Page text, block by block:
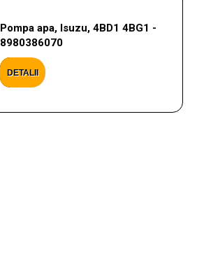
Pompa apa, Isuzu, 4BD1 4BG1 -
8980386070
DETALII